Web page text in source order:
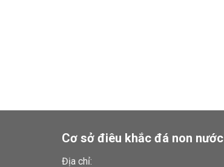
Cơ sở điêu khắc đá non nước
Địa chỉ: